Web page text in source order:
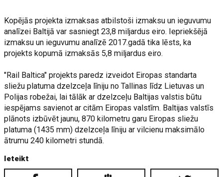
Kopējās projekta izmaksas atbilstoši izmaksu un ieguvumu
analīzei Baltijā var sasniegt 23,8 miljardus eiro. Iepriekšējā
izmaksu un ieguvumu analīzē 2017.gadā tika lēsts, ka
projekts kopumā izmaksās 5,8 miljardus eiro.
"Rail Baltica" projekts paredz izveidot Eiropas standarta
sliežu platuma dzelzceļa līniju no Tallinas līdz Lietuvas un
Polijas robežai, lai tālāk ar dzelzceļu Baltijas valstis būtu
iespējams savienot ar citām Eiropas valstīm. Baltijas valstīs
plānots izbūvēt jaunu, 870 kilometru garu Eiropas sliežu
platuma (1435 mm) dzelzceļa līniju ar vilcienu maksimālo
ātrumu 240 kilometri stundā.
Ieteikt